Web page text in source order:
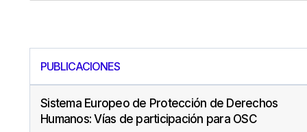
PUBLICACIONES
Sistema Europeo de Protección de Derechos
Humanos: Vías de participación para OSC